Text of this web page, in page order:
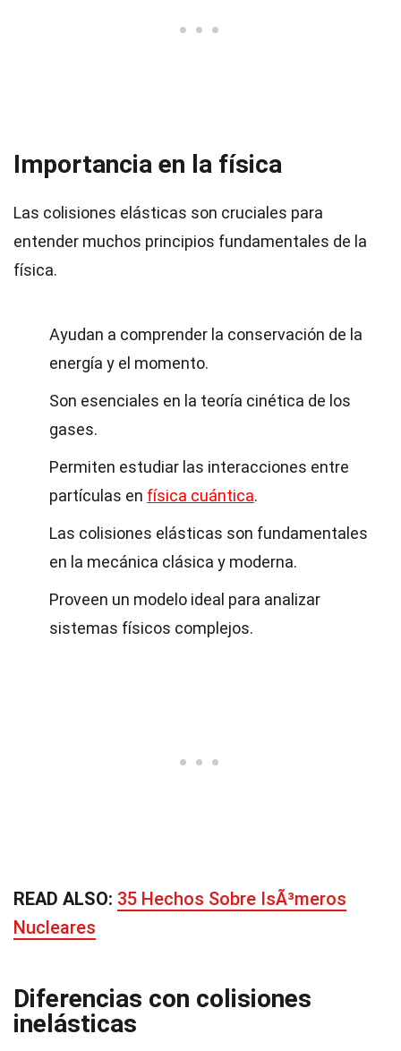
Importancia en la física
Las colisiones elásticas son cruciales para
entender muchos principios fundamentales de la
física.
Ayudan a comprender la conservación de la
energía y el momento.
Son esenciales en la teoría cinética de los
gases.
Permiten estudiar las interacciones entre
partículas en física cuántica.
Las colisiones elásticas son fundamentales
en la mecánica clásica y moderna.
Proveen un modelo ideal para analizar
sistemas físicos complejos.
READ ALSO: 35 Hechos Sobre IsÃ³meros
Nucleares
Diferencias con colisiones
inelásticas